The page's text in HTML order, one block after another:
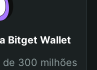
Bitget Wallet
300 milhões